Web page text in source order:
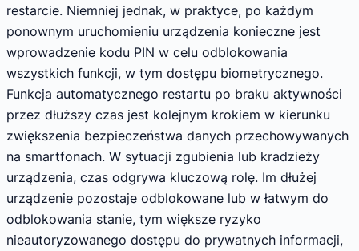
restarcie. Niemniej jednak, w praktyce, po każdym
ponownym uruchomieniu urządzenia konieczne jest
wprowadzenie kodu PIN w celu odblokowania
wszystkich funkcji, w tym dostępu biometrycznego.
Funkcja automatycznego restartu po braku aktywności
przez dłuższy czas jest kolejnym krokiem w kierunku
zwiększenia bezpieczeństwa danych przechowywanych
na smartfonach. W sytuacji zgubienia lub kradzieży
urządzenia, czas odgrywa kluczową rolę. Im dłużej
urządzenie pozostaje odblokowane lub w łatwym do
odblokowania stanie, tym większe ryzyko
nieautoryzowanego dostępu do prywatnych informacji,